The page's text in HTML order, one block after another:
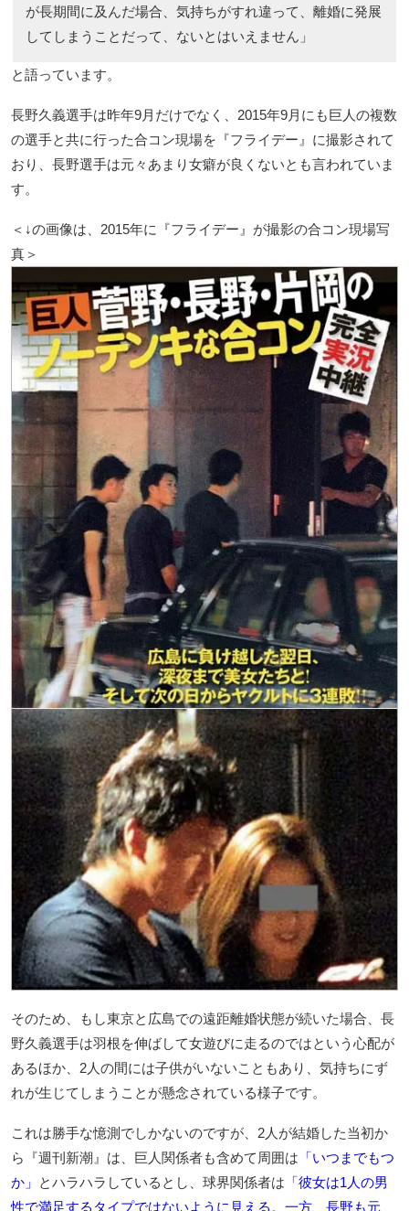
が長期間に及んだ場合、気持ちがすれ違って、離婚に発展
してしまうことだって、ないとはいえません」
と語っています。
長野久義選手は昨年9月だけでなく、2015年9月にも巨人の複数
の選手と共に行った合コン現場を『フライデー』に撮影されて
おり、長野選手は元々あまり女癖が良くないとも言われていま
す。
＜↓の画像は、2015年に『フライデー』が撮影の合コン現場写
真＞
そのため、もし東京と広島での遠距離婚状態が続いた場合、長
野久義選手は羽根を伸ばして女遊びに走るのではという心配が
あるほか、2人の間には子供がいないこともあり、気持ちにず
れが生じてしまうことが懸念されている様子です。
これは勝手な憶測でしかないのですが、2人が結婚した当初か
ら『週刊新潮』は、巨人関係者も含めて周囲は 「いつまでもつ
か」
とハラハラしているとし、球界関係者は 「彼女は1人の男
性で満足するタイプではないように見える。一方、長野も元